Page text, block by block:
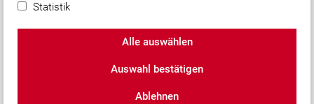
© 2026 Freiwillige Feuerwehr Pödeldorf e.V.
Datenschutz|Cookie-Einstellungen
Statistik
Alle auswählen
Auswahl bestätigen
Ablehnen